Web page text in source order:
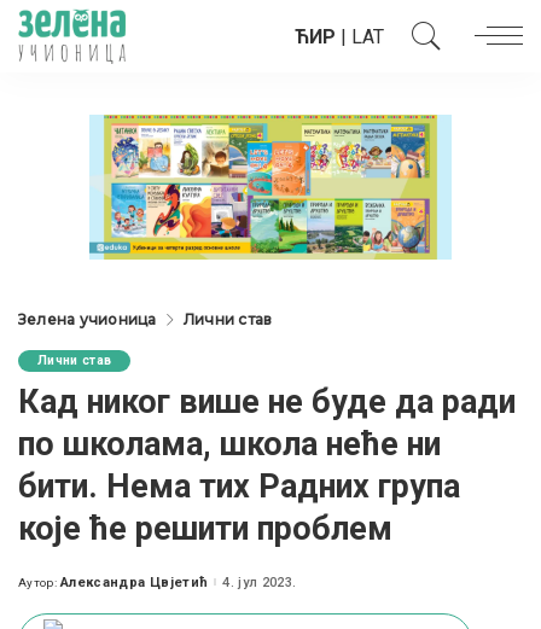
ЋИР | LAT
Зелена учионица Лични став
Лични став
Кад никог више не буде да ради
по школама, школа неће ни
бити. Нема тих Радних група
које ће решити проблем
Posted
Аутор: Александра Цвјетић 4. јул 2023.